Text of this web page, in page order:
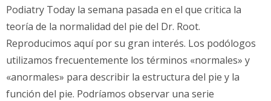
Podiatry Today la semana pasada en el que critica la
teoría de la normalidad del pie del Dr. Root.
Reproducimos aquí por su gran interés. Los podólogos
utilizamos frecuentemente los términos «normales» y
«anormales» para describir la estructura del pie y la
función del pie. Podríamos observar una serie